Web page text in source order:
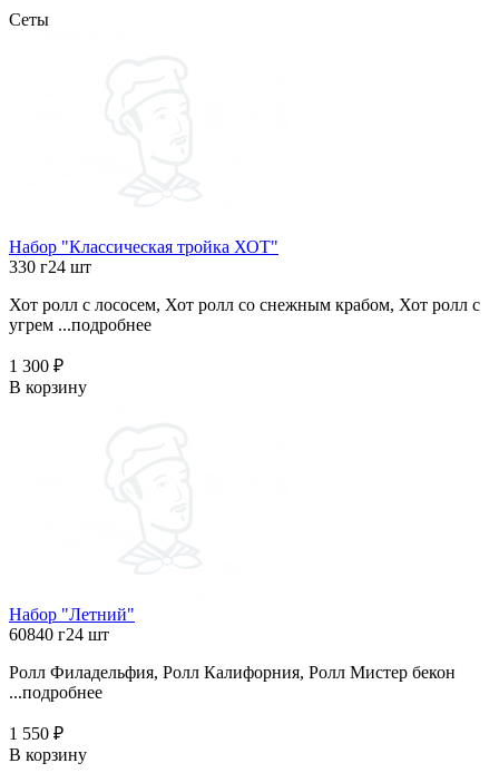
Сеты
Набор "Классическая тройка ХОТ"
330 г24 шт
Хот ролл с лососем, Хот ролл со снежным крабом, Хот ролл с
угрем ...подробнее
1 300 ₽
В корзину
Набор "Летний"
60840 г24 шт
Ролл Филадельфия, Ролл Калифорния, Ролл Мистер бекон
...подробнее
1 550 ₽
В корзину